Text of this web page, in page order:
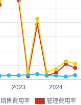
銷售費用率 管理費用率